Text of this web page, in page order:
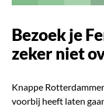
Bezoek je
zeker niet
Knappe
voorbij heeft laten